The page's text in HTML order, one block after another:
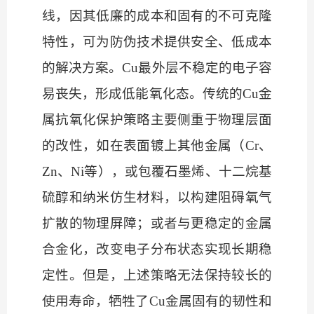
线，因其低廉的成本和 固有的不可克隆
特性， 可为防伪技术提供安全、低成本
的解决方案。Cu最外层不稳定的电子容
易丧失，形成低能氧化态。传统的Cu金
属抗氧化保护策略主要侧重于物理层面
的改性，如在表面镀上其他金属（Cr、
Zn、Ni等），或包覆石墨烯、十二烷基
硫醇和纳米仿生材料，以构建阻碍氧气
扩散的物理屏障；或者与更稳定的金属
合金化，改变电子分布状态实现长期稳
定性。 但是，上述策略无法保持较长的
使用寿命，牺牲了Cu金属 固有的韧性和